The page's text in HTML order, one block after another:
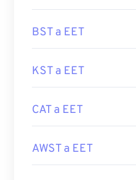
BST a EET
KST a EET
CAT a EET
AWST a EET